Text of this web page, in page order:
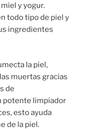
y yogur.
todo tipo de piel y
ingredientes
la piel,
muertas gracias
de
potente limpiador
esto ayuda
de la piel.